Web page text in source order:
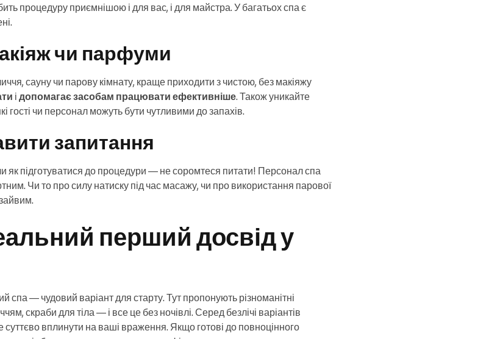
процедуру приємнішою і для вас, і для майстра. У багатьох спа є
чи парфуми
сауну чи парову кімнату, краще приходити з чистою, без макіяжу
і допомагає засобам працювати ефективніше. Також уникайте
гості чи персонал можуть бути чутливими до запахів.
запитання
як підготуватися до процедури — не соромтеся питати! Персонал спа
Чи то про силу натиску під час масажу, чи про використання парової
перший досвід у
— чудовий варіант для старту. Тут пропонують різноманітні
скраби для тіла — і все це без ночівлі. Серед безлічі варіантів
вплинути на ваші враження. Якщо готові до повноцінного